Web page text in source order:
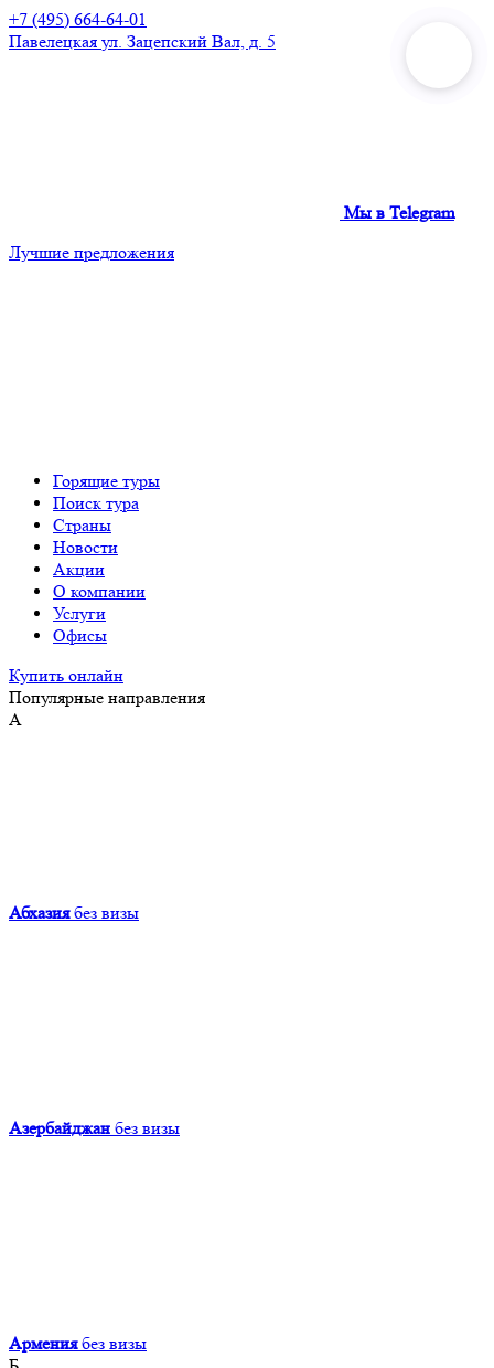
+7 (495) 664-64-01
Павелецкая ул. Зацепский Вал, д. 5
Мы в Telegram
Лучшие предложения
Горящие туры
Поиск тура
Страны
Новости
Акции
О компании
Услуги
Офисы
Купить онлайн
Популярные направления
А
Абхазия без визы
Азербайджан без визы
Армения без визы